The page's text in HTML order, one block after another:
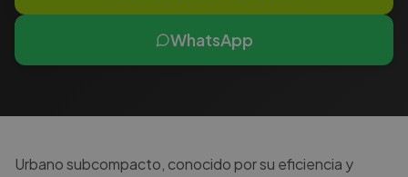
WhatsApp
Urbano subcompacto, conocido por su eficiencia y